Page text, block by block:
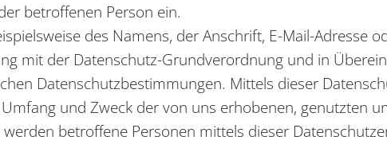
betroffenen Person ein.
des Namens, der Anschrift, E-Mail-Adresse
mit der Datenschutz-Grundverordnung und in
Datenschutzbestimmungen. Mittels dieser
und Zweck der von uns erhobenen, genutzten
betroffene Personen mittels dieser